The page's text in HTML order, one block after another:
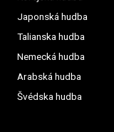
Japonská hudba
Talianska hudba
Nemecká hudba
Arabská hudba
Švédska hudba